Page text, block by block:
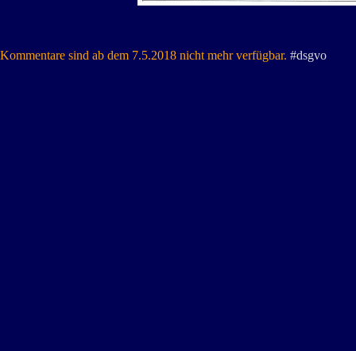
Kommentare sind ab dem 7.5.2018 nicht mehr verfügbar. #dsgvo